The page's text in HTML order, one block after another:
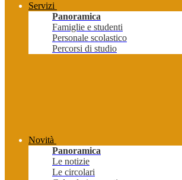
Servizi
Panoramica
Famiglie e studenti
Personale scolastico
Percorsi di studio
Novità
Panoramica
Le notizie
Le circolari